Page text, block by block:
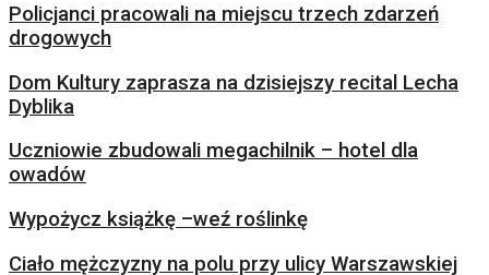
Policjanci pracowali na miejscu trzech zdarzeń
drogowych
Dom Kultury zaprasza na dzisiejszy recital Lecha
Dyblika
Uczniowie zbudowali megachilnik – hotel dla
owadów
Wypożycz książkę –weź roślinkę
Ciało mężczyzny na polu przy ulicy Warszawskiej